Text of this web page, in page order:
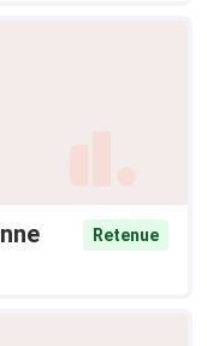
Retenue